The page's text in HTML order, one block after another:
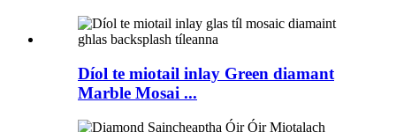
Díol te miotail inlay Green diamant
Marble Mosai ...